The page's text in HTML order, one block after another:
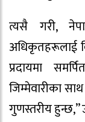
त्यसै गरी,
अधिकृतहरूलाई
प्रदायमा
जिम्मेवारीका
गुणस्तरीय हुन्छ,”